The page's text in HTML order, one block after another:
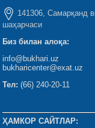
141306,
шаҳарчаси
Биз билан алоқа:
info@bukhari.uz
bukharicenter@exat.uz
Тел: (66) 240-20-11
ҲАМКОР САЙТЛАР: